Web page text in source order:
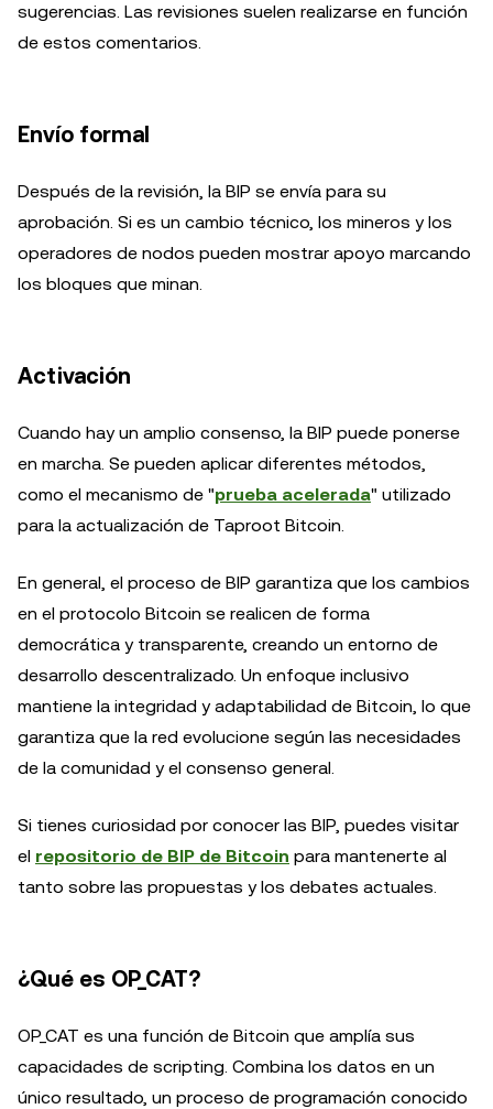
sugerencias. Las revisiones suelen realizarse en función
de estos comentarios.
Envío formal
Después de la revisión, la BIP se envía para su
aprobación. Si es un cambio técnico, los mineros y los
operadores de nodos pueden mostrar apoyo marcando
los bloques que minan.
Activación
Cuando hay un amplio consenso, la BIP puede ponerse
en marcha. Se pueden aplicar diferentes métodos,
como el mecanismo de "prueba acelerada" utilizado
para la actualización de Taproot Bitcoin.
En general, el proceso de BIP garantiza que los cambios
en el protocolo Bitcoin se realicen de forma
democrática y transparente, creando un entorno de
desarrollo descentralizado. Un enfoque inclusivo
mantiene la integridad y adaptabilidad de Bitcoin, lo que
garantiza que la red evolucione según las necesidades
de la comunidad y el consenso general.
Si tienes curiosidad por conocer las BIP, puedes visitar
el repositorio de BIP de Bitcoin para mantenerte al
tanto sobre las propuestas y los debates actuales.
¿Qué es OP_CAT?
OP_CAT es una función de Bitcoin que amplía sus
capacidades de scripting. Combina los datos en un
único resultado, un proceso de programación conocido